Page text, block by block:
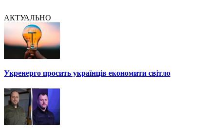
АКТУАЛЬНО
Укренерго просить українців економити світло